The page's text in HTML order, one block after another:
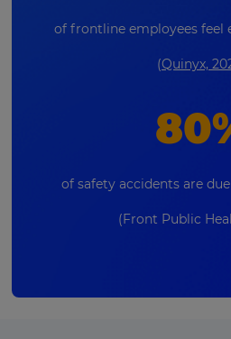
of frontline employees feel
(Quinyx,
of safety accidents are
(Front Public